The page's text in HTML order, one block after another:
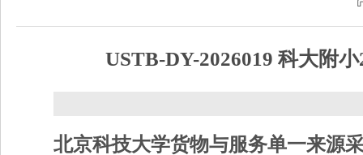
USTB-DY-2026019 科大附
北京科技大学货物与服务单一来源